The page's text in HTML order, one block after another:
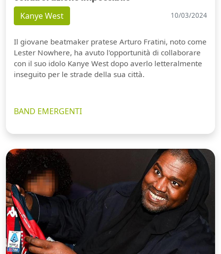
Kanye West 10/03/2024
Il giovane beatmaker pratese Arturo Fratini, noto come
Lester Nowhere, ha avuto l'opportunità di collaborare
con il suo idolo Kanye West dopo averlo letteralmente
inseguito per le strade della sua città.
BAND EMERGENTI